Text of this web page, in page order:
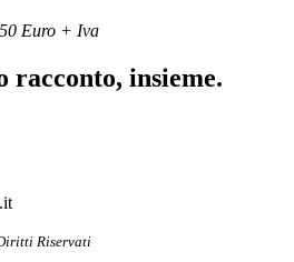
Euro + Iva
racconto, insieme.
Riservati